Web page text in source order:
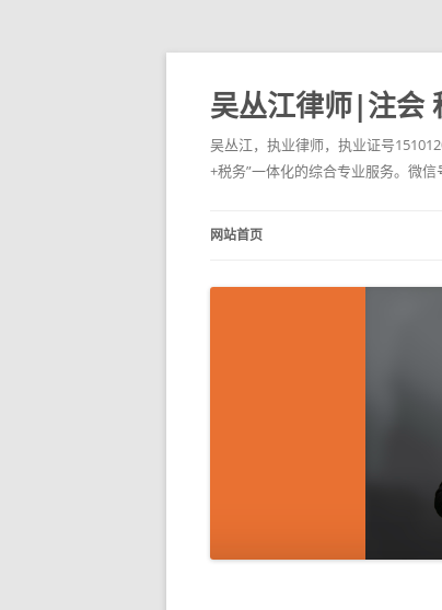
吴丛江律师|注会
吴丛江，执业律师，执业证号
+税务”一体化的综合专业服务。微
网站首页